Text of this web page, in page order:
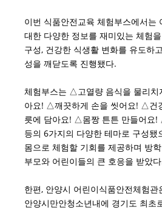
이번 식품안전교육 체험부스에서는
대한 다양한 정보를 재미있는 체험
구성, 건강한 식생활 변화를 유도하
성을 깨닫도록 진행됐다.
체험부스는 △고열량 음식을 물리
아요! △깨끗하게 손을 씻어요! △건
릇에 담아요! △몸짱 튼튼 만들어요
등의 6가지의 다양한 테마로 구성됐
몸으로 체험할 기회를 제공하며 방
부모와 어린이들의 큰 호응을 받았
한편, 안양시 어린이식품안전체험
안양시만안청소년내에 경기도 최초